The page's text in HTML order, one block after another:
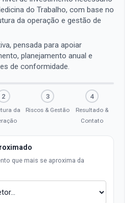
do Trabalho, com base no
da operação e gestão de
pensada para apoiar
planejamento anual e
de conformidade.
2
da
3
Riscos & Gestão
4
Resultado &
Contato
que mais se aproxima da